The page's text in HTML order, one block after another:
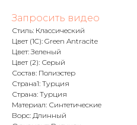
Запросить видео
Стиль: Классический
Цвет (1C): Green Antracite
Цвет: Зеленый
Цвет (2): Серый
Состав: Полиэстер
Страна1: Турция
Страна: Турция
Материал: Синтетические
Ворс: Длинный